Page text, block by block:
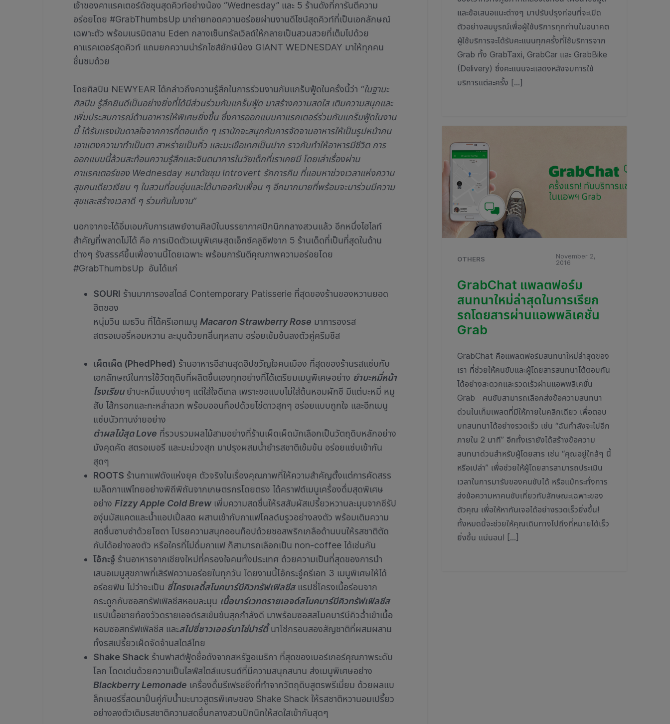
เจ้าของคาแรคเตอร์ดัชชุนสุดคิวท์อย่างน้อง “Wednesday” และ 5 ร้านดังที่การันตีความ
อร่อยโดย #GrabThumbsUp มาถ่ายทอดความอร่อยผ่านงานดีไซน์สุดคิวท์ที่เป็นเอกลักษณ์
เฉพาะตัว พร้อมเนรมิตลาน Eden กลางเซ็นทรัลเวิลด์ให้กลายเป็นสวนสวยที่เต็มไปด้วย
คาแรคเตอร์สุดคิวท์ แถมยกความน่ารักไซส์ยักษ์น้อง GIANT WEDNESDAY มาให้ทุกคน
ชื่นชมด้วย
โดยศิลปิน NEWYEAR ได้กล่าวถึงความรู้สึกในการร่วมงานกับแกร็บฟู้ดในครั้งนี้ว่า “ในฐานะ
ศิลปิน รู้สึกยินดีเป็นอย่างยิ่งที่ได้มีส่วนร่วมกับแกร็บฟู้ด มาสร้างความสดใส เติมความสนุกและ
เพิ่มประสบการณ์ด้านอาหารให้พิเศษยิ่งขึ้น ซึ่งการออกแบบคาแรคเตอร์ร่วมกับแกร็บฟู้ดในงาน
นี้ ได้รับแรงบันดาลใจจากการที่ตอนเด็ก ๆ เรามักจะสนุกกับการจัดจานอาหารให้เป็นรูปหน้าคน
เอาแตงกวามาทำเป็นตา สาหร่ายเป็นคิ้ว และมะเขือเทศเป็นปาก ราวกับทำให้อาหารมีชีวิต การ
ออกแบบนี้ล้วนสะท้อนความรู้สึกและจินตนาการในวัยเด็กที่เราเคยมี โดยเล่าเรื่องผ่าน
คาแรคเตอร์ของ Wednesday หมาดัชชุน Introvert รักการกิน ที่แอบหาช่วงเวลาแห่งความ
สุขคนเดียวเงียบ ๆ ในสวนที่อบอุ่นและได้มาเจอกับเพื่อน ๆ อีกมากมายที่พร้อมจะมาร่วมมีความ
สุขและสร้างเวลาดี ๆ ร่วมกันในงาน”
นอกจากจะได้อิ่มเอมกับการเสพย์งานศิลป์ในบรรยากาศปิกนิกกลางสวนแล้ว อีกหนึ่งไฮไลท์
สำคัญที่พลาดไม่ได้ คือ การเปิดตัวเมนูพิเศษสุดเอ็กซ์คลูซีฟจาก 5 ร้านเด็ดที่เป็นที่สุดในด้าน
ต่างๆ รังสรรค์ขึ้นเพื่องานนี้โดยเฉพาะ พร้อมการันตีคุณภาพความอร่อยโดย
#GrabThumbsUp อันได้แก่
SOURI ร้านมาการองสไตล์ Contemporary Patisserie ที่สุดของร้านของหวานยอด
ฮิตของ
หนุ่มวิน เมธวิน ที่ได้ครีเอทเมนู Macaron Strawberry Rose มาการองรส
สตรอเบอรี่หอมหวาน ละมุนด้วยกลิ่นกุหลาบ อร่อยเข้มข้นลงตัวคู่ครีมชีส
เผ็ดเผ็ด (PhedPhed) ร้านอาหารอีสานสุดฮิปขวัญใจคนเมือง ที่สุดของร้านรสแซ่บกับ
เอกลักษณ์ในการใช้วัตถุดิบที่ผลิตขึ้นเองทุกอย่างที่ได้เตรียมเมนูพิเศษอย่าง ยำบะหมี่หน้า
โรงเรียนยำบะหมี่แบบง่ายๆ แต่ใส่ใจดีเทล เพราะขอแบบไม่ใส่ต้นหอมผักชี มีแต่บะหมี่ หมู
สับ ไส้กรอกและกะหล่ำลวก พร้อมออนท็อปด้วยไข่ดาวสุกๆ อร่อยแบบถูกใจ และอีกเมนู
แซ่บนัวทานง่ายอย่าง
ตำผลไม้สุด Love ที่รวบรวมผลไม้สามอย่างที่ร้านเผ็ดเผ็ดมักเลือกเป็นวัตถุดิบหลักอย่าง
มังคุดคัด สตรอเบอรี และมะม่วงสุก มาปรุงผสมน้ำยำรสชาติเข้มข้น อร่อยแซ่บเข้ากัน
สุดๆ
ROOTS ร้านกาแฟดังแห่งยุค ตัวจริงในเรื่องคุณภาพที่ให้ความสำคัญตั้งแต่การคัดสรร
เมล็ดกาแฟไทยอย่างพิถีพิถันจากเกษตรกรโดยตรง ได้คราฟต์เมนูเครื่องดื่มสุดพิเศษ
อย่าง Fizzy Apple Cold Brew เพิ่มความสดชื่นให้รสสัมผัสเปรี้ยวหวานละมุนจากซีรัป
องุ่นมัสแคตและน้ำแอปเปิ้ลสด ผสานเข้ากับกาแฟโคลด์บรูวอย่างลงตัว พร้อมเติมความ
สดชื่นซาบซ่าด้วยโซดา โปรยความสนุกออนท็อปด้วยซอสพริกเกลือด้านบนให้รสชาติตัด
กันได้อย่างลงตัว หรือใครที่ไม่ดื่มกาแฟ ก็สามารถเลือกเป็น non-coffee ได้เช่นกัน
โอ้กะจู๋ ร้านอาหารจากเชียงใหม่ที่ครองใจคนทั้งประเทศ ด้วยความเป็นที่สุดของการนำ
เสนอเมนูสุขภาพที่เสิร์ฟความอร่อยในทุกวัน โดยงานนี้โอ้กระจู๋ครีเอท 3 เมนูพิเศษให้ได้
อร่อยฟิน ไม่ว่าจะเป็น ซี่โครงเลดี้สโมคบาร์บีคิวทรัฟเฟิลชีสแรปซี่โครงเนื้อร่อนจาก
กระดูกกับซอสทรัฟเฟิลชีสหอมละมุน เนื้อบาร์เวทดรายเอจด์สโมคบาร์บีคิวทรัฟเฟิลชีส
แรปเนื้อชายท้องวัวดรายเอจด์รสเข้มข้นสุกกำลังดี มาพร้อมซอสสโมคบาร์บีคิวฉ่ำเข้าเนื้อ
หอมซอสทรัฟเฟิลชีส และสไปซี่ซาวเออร์นาโช่ปาร์ตี้นาโช่กรอบสองสัญชาติที่ผสมผสาน
ทั้งรสเปรี้ยวเผ็ดจัดจ้านสไตล์ไทย
Shake Shack ร้านฟาสต์ฟู้ดชื่อดังจากสหรัฐอเมริกา ที่สุดของเบอร์เกอร์คุณภาพระดับ
โลก โดดเด่นด้วยความเป็นไลฟ์สไตล์แบรนด์ที่มีความสนุกสนาน ส่งเมนูพิเศษอย่าง
Blackberry Lemonade เครื่องดื่มรีเฟรชชิ่งที่ทำจากวัตถุดิบสูตรพรีเมี่ยม ด้วยผลแบ
ล็กเบอร์รี่สดมาปั่นคู่กับน้ำมะนาวสูตรพิเศษของ Shake Shack ให้รสชาติหวานอมเปรี้ยว
อย่างลงตัวเติมรสชาติความสดชื่นกลางสวนปิกนิกให้สดใสเข้ากันสุดๆ
และข้อเสนอแนะต่างๆ มาปรับปรุงก่อนที่จะเปิด
ตัวอย่างสมบูรณ์เพื่อผู้ใช้บริการทุกท่านในอนาคต
ผู้ใช้บริการจะได้รับคะแนนทุกครั้งที่ใช้บริการจาก
Grab ทั้ง GrabTaxi, GrabCar และ GrabBike
(Delivery) ซึ่งคะแนนจะแสดงหลังจบการใช้
บริการแต่ละครั้ง […]
OTHERS
November 2,
2016
GrabChat แพลตฟอร์ม
สนทนาใหม่ล่าสุดในการเรียก
รถโดยสารผ่านแอพพลิเคชั่น
Grab
GrabChat คือแพลตฟอร์มสนทนาใหม่ล่าสุดของ
เรา ที่ช่วยให้คนขับและผู้โดยสารสนทนาโต้ตอบกัน
ได้อย่างสะดวกและรวดเร็วผ่านแอพพลิเคชั่น
Grab คนขับสามารถเลือกส่งข้อความสนทนา
ด่วนในเท็มเพลตที่มีให้ภายในคลิกเดียว เพื่อตอบ
บทสนทนาได้อย่างรวดเร็ว เช่น “ฉันกำลังจะไปอีก
ภายใน 2 นาที” อีกทั้งเรายังได้สร้างข้อความ
สนทนาด่วนสำหรับผู้โดยสาร เช่น “คุณอยู่ใกล้ๆ นี้
หรือเปล่า” เพื่อช่วยให้ผู้โดยสารสามารถประเมิน
เวลาในการมารับของคนขับได้ หรือแม้กระทั่งการ
ส่งข้อความหาคนขับเกี่ยวกับลักษณะเฉพาะของ
ตัวคุณ เพื่อให้หากันเจอได้อย่างรวดเร็วยิ่งขึ้น!
ทั้งหมดนี้จะช่วยให้คุณเดินทางไปถึงที่หมายได้เร็ว
ยิ่งขึ้น แน่นอน! […]